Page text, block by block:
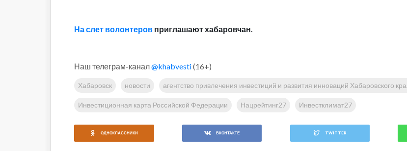
На слет волонтеров приглашают хабаровчан.
Наш телеграм-канал@khabvesti(16+)
Хабаровск новости агентство привлечения инвестиций и развития инноваций Хабаровского
Инвестиционная карта Российской Федерации Нацрейтинг27 Инвестклимат27
ОДНОКЛАССНИКИ ВКОНТАКТЕ TWITTER